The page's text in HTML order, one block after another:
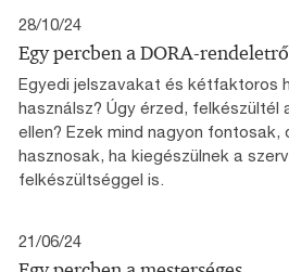
28/10/24
Egy percben a DORA-
Egyedi jelszavakat és kétfaktoros
használsz? Úgy érzed, felkészültél
ellen? Ezek mind nagyon fontosak,
hasznosak, ha kiegészülnek a
felkészültséggel is.
21/06/24